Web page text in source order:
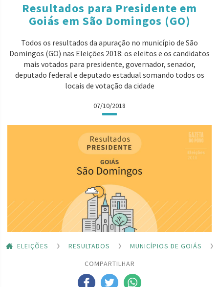
Resultados para Presidente em
Goiás em São Domingos (GO)
Todos os resultados da apuração no município de São
Domingos (GO) nas Eleições 2018: os eleitos e os candidatos
mais votados para presidente, governador, senador,
deputado federal e deputado estadual somando todos os
locais de votação da cidade
07/10/2018
ELEIÇÕES RESULTADOS
MUNICÍPIOS DE GOIÁS
COMPARTILHAR